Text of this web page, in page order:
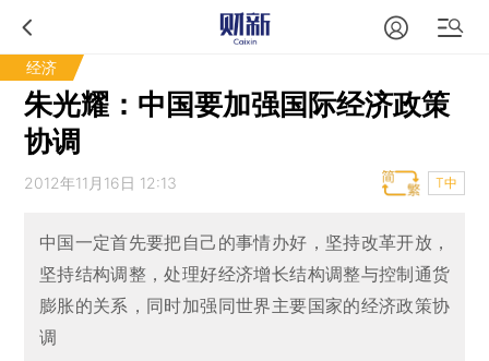
经济
朱光耀：中国要加强国际经济政策
协调
2012年11月16日 12:13 T中
中国一定首先要把自己的事情办好，坚持改革开放，
坚持结构调整，处理好经济增长结构调整与控制通货
膨胀的关系，同时加强同世界主要国家的经济政策协
调